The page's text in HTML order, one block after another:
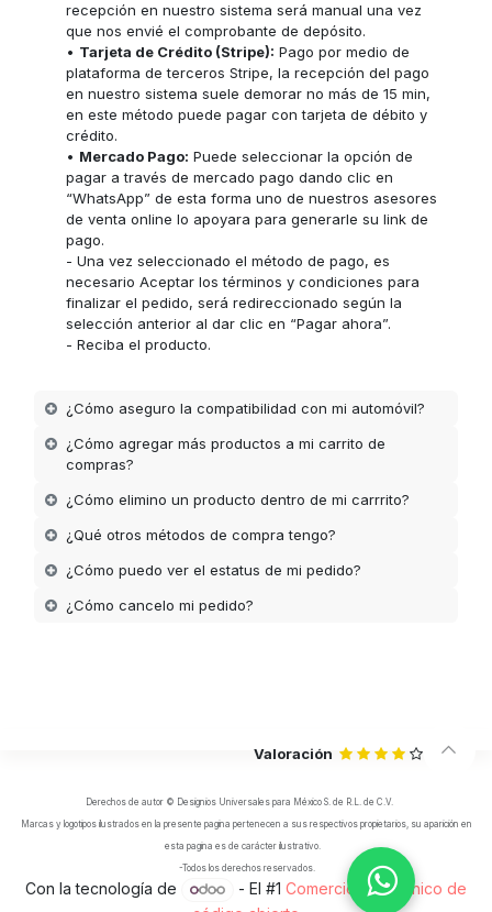
recepción en nuestro sistema será manual una vez
que nos envié el comprobante de depósito.
• Tarjeta de Crédito (Stripe): Pago por medio de
plataforma de terceros Stripe, la recepción del pago
en nuestro sistema suele demorar no más de 15 min,
en este método puede pagar con tarjeta de débito y
crédito.
• Mercado Pago: Puede seleccionar la opción de
pagar a través de mercado pago dando clic en
“WhatsApp” de esta forma uno de nuestros asesores
de venta online lo apoyara para generarle su link de
pago.
- Una vez seleccionado el método de pago, es
necesario Aceptar los términos y condiciones para
finalizar el pedido, será redireccionado según la
selección anterior al dar clic en “Pagar ahora”.
- Reciba el producto.
¿Cómo aseguro la compatibilidad con mi automóvil?
¿Cómo agregar más productos a mi carrito de
compras?
¿Cómo elimino un producto dentro de mi carrrito?
¿Qué otros métodos de compra tengo?
¿Cómo puedo ver el estatus de mi pedido?
¿Cómo cancelo mi pedido?
Valoración
Derechos de autor © Designios Universales para México S. de R.L. de C.V.
Marcas y logotipos ilustrados en la presente pagina pertenecen a sus respectivos propietarios, su aparición en
esta pagina es de carácter ilustrativo.
-Todos los derechos reservados.
Con la tecnología de - El #1Comercio electrónico de